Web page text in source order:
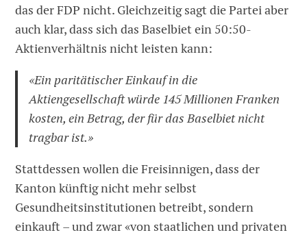
das der FDP nicht. Gleichzeitig sagt die Partei aber
auch klar, dass sich das Baselbiet ein 50:50-
Aktienverhältnis nicht leisten kann:
«Ein paritätischer Einkauf in die
Aktiengesellschaft würde 145 Millionen Franken
kosten, ein Betrag, der für das Baselbiet nicht
tragbar ist.»
Stattdessen wollen die Freisinnigen, dass der
Kanton künftig nicht mehr selbst
Gesundheitsinstitutionen betreibt, sondern
einkauft – und zwar «von staatlichen und privaten